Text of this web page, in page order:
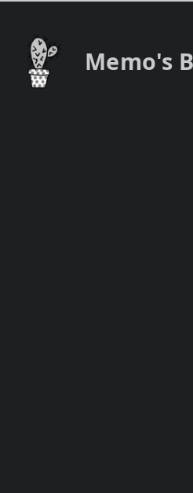
Memo's